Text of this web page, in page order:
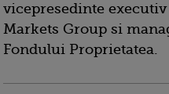
vicepresedinte
Markets Group si
Fondului Proprietatea.